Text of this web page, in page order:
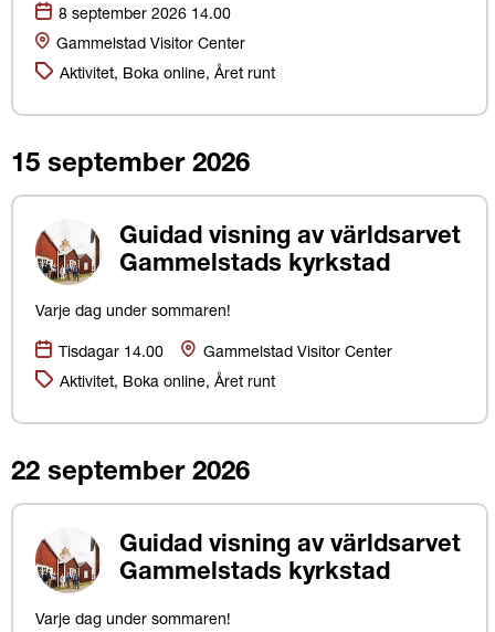
Datum:
8 september 2026 14.00
Plats
Gammelstad Visitor Center
Kategorier:
Aktivitet, Boka online, Året runt
15 september 2026
Guidad visning av världsarvet
Gammelstads kyrkstad
Varje dag under sommaren!
Datum:
Tisdagar 14.00 Plats
Gammelstad Visitor Center
Kategorier:
Aktivitet, Boka online, Året runt
22 september 2026
Guidad visning av världsarvet
Gammelstads kyrkstad
Varje dag under sommaren!